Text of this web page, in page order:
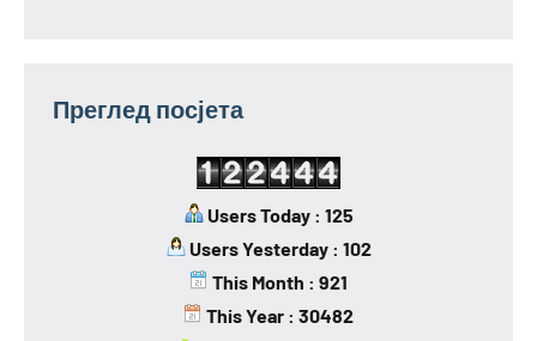
Преглед посјета
Users Today : 125
Users Yesterday : 102
This Month : 921
This Year : 30482